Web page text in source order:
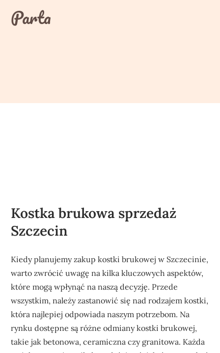
contentParta
Kostka brukowa sprzedaż
Szczecin
Kiedy planujemy zakup kostki brukowej w Szczecinie,
warto zwrócić uwagę na kilka kluczowych aspektów,
które mogą wpłynąć na naszą decyzję. Przede
wszystkim, należy zastanowić się nad rodzajem kostki,
która najlepiej odpowiada naszym potrzebom. Na
rynku dostępne są różne odmiany kostki brukowej,
takie jak betonowa, ceramiczna czy granitowa. Każda